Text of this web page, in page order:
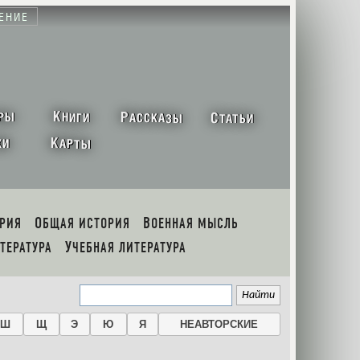
КНИГИ РАССКАЗЫ СТАТЬИ
КАРТЫ
ОБЩАЯ ИСТОРИЯ
ВОЕННАЯ МЫСЛЬ
УЧЕБНАЯ ЛИТЕРАТУРА
Ш Щ Э Ю Я НЕАВТОРСКИЕ